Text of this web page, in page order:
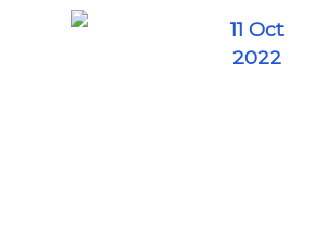
11 Oct
2022